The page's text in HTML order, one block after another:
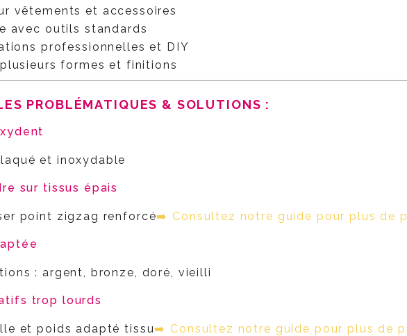
vêtements et accessoires
avec outils standards
professionnelles et DIY
formes et finitions
PROBLÉMATIQUES & SOLUTIONS :
et inoxydable
sur tissus épais
point zigzag renforcé➡️ Consultez notre guide pour plus de
: argent, bronze, doré, vieilli
trop lourds
et poids adapté tissu➡️ Consultez notre guide pour plus de